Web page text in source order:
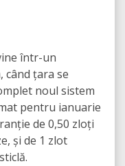
într-un
când țara se
noul sistem
pentru ianuarie
de 0,50 zloți
și de 1 zlot